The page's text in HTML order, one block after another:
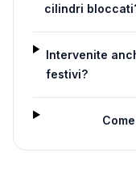
cilindri
Intervenite
festivi?